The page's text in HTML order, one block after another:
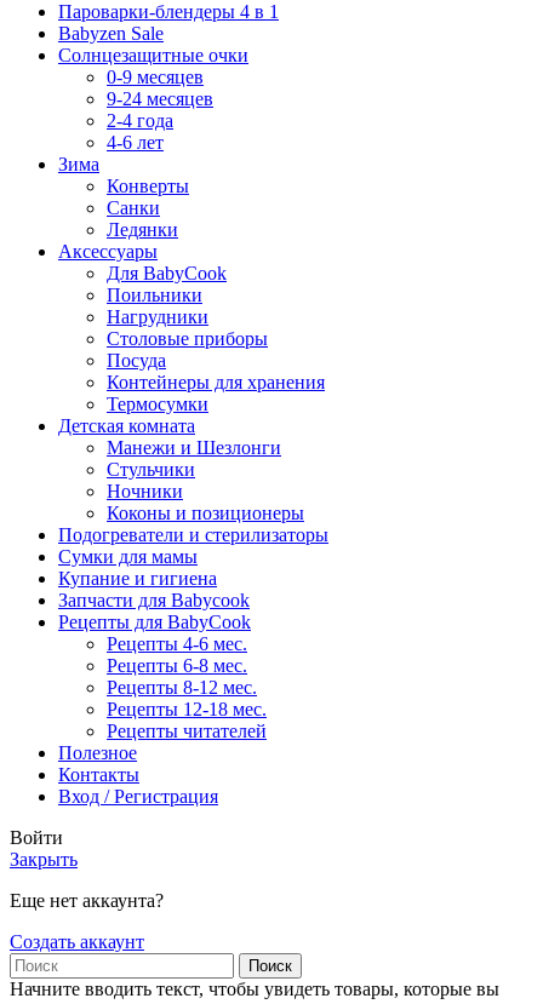
Пароварки-блендеры 4 в 1
Babyzen Sale
Солнцезащитные очки
0-9 месяцев
9-24 месяцев
2-4 года
4-6 лет
Зима
Конверты
Санки
Ледянки
Аксессуары
Для BabyCook
Поильники
Нагрудники
Столовые приборы
Посуда
Контейнеры для хранения
Термосумки
Детская комната
Манежи и Шезлонги
Стульчики
Ночники
Коконы и позиционеры
Подогреватели и стерилизаторы
Сумки для мамы
Купание и гигиена
Запчасти для Babycook
Рецепты для BabyCook
Рецепты 4-6 мес.
Рецепты 6-8 мес.
Рецепты 8-12 мес.
Рецепты 12-18 мес.
Рецепты читателей
Полезное
Контакты
Вход / Регистрация
Войти
Закрыть
Еще нет аккаунта?
Создать аккаунт
Поиск
Начните вводить текст, чтобы увидеть товары, которые вы